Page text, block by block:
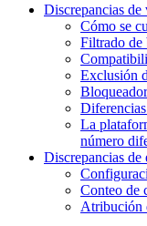
Discrepancias de
Cómo se
Filtrado de
Exclusión
La
número
Discrepancias de
Conteo de
Atribución